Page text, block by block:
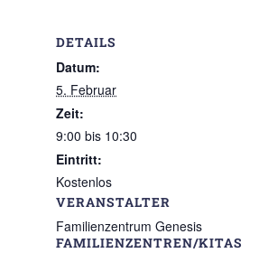
DETAILS
Datum:
5. Februar
Zeit:
9:00 bis 10:30
Eintritt:
Kostenlos
VERANSTALTER
Familienzentrum Genesis
FAMILIENZENTREN/KITAS